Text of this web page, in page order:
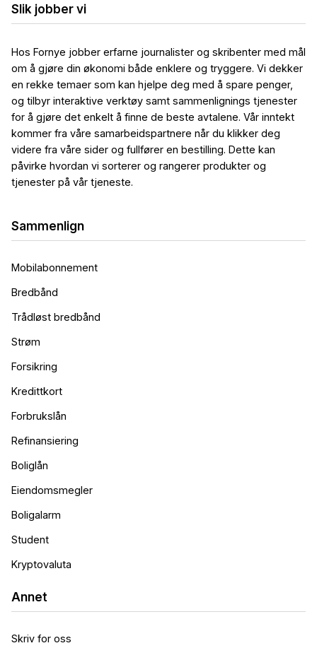
Slik jobber vi
Hos Fornye jobber erfarne journalister og skribenter med mål
om å gjøre din økonomi både enklere og tryggere. Vi dekker
en rekke temaer som kan hjelpe deg med å spare penger,
og tilbyr interaktive verktøy samt sammenlignings tjenester
for å gjøre det enkelt å finne de beste avtalene. Vår inntekt
kommer fra våre samarbeidspartnere når du klikker deg
videre fra våre sider og fullfører en bestilling. Dette kan
påvirke hvordan vi sorterer og rangerer produkter og
tjenester på vår tjeneste.
Sammenlign
Mobilabonnement
Bredbånd
Trådløst bredbånd
Strøm
Forsikring
Kredittkort
Forbrukslån
Refinansiering
Boliglån
Eiendomsmegler
Boligalarm
Student
Kryptovaluta
Annet
Skriv for oss